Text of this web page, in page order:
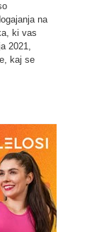
na
ki vas
2021,
kaj se